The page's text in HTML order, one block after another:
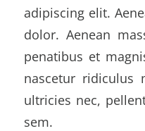
adipiscing elit.
dolor. Aenean
penatibus et
nascetur ridiculus
ultricies nec,
sem.